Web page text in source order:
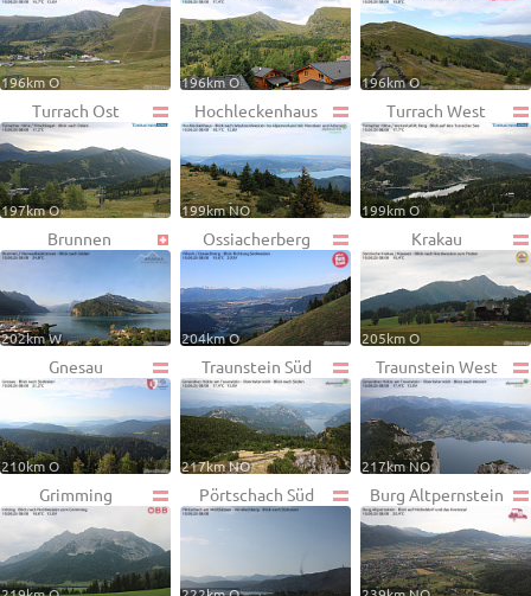
196km O 196km O 196km O
Turrach Ost
197km O
Hochleckenhaus
199km NO
Turrach West
199km O
Brunnen
202km W
Ossiacherberg
204km O
Krakau
205km O
Gnesau
210km O
Traunstein Süd
217km NO
Traunstein West
217km NO
Grimming Pörtschach Süd Burg Altpernstein